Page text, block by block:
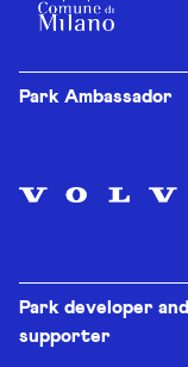
Park Ambassador
Park developer and
supporter